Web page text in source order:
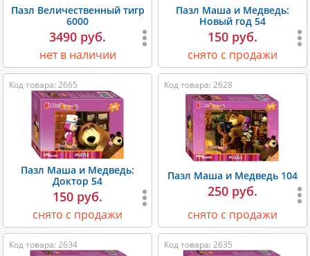
Пазл Величественный тигр
6000
3490 руб.
нет в наличии
Пазл Маша и Медведь:
Новый год 54
150 руб.
снято с продажи
Код товара: 2665
Пазл Маша и Медведь:
Доктор 54
150 руб.
снято с продажи
Код товара: 2628
Пазл Маша и Медведь 104
250 руб.
снято с продажи
Код товара: 2634 Код товара: 2635